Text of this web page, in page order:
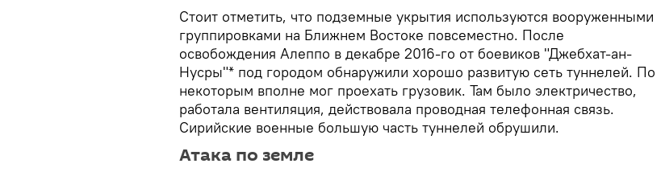
Стоит отметить, что подземные укрытия используются вооруженными
группировками на Ближнем Востоке повсеместно. После
освобождения Алеппо в декабре 2016-го от боевиков "Джебхат-ан-
Нусры"* под городом обнаружили хорошо развитую сеть туннелей. По
некоторым вполне мог проехать грузовик. Там было электричество,
работала вентиляция, действовала проводная телефонная связь.
Сирийские военные большую часть туннелей обрушили.
Атака по земле